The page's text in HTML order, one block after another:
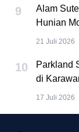
9
Alam
Hunian
Sutera
21 Juli 2026
10
Parkland
di
Event Seru!
17 Juli 2026